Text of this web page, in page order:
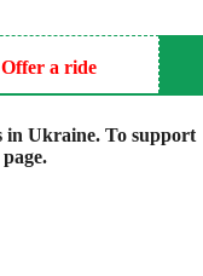
Offer a ride
in Ukraine. To support